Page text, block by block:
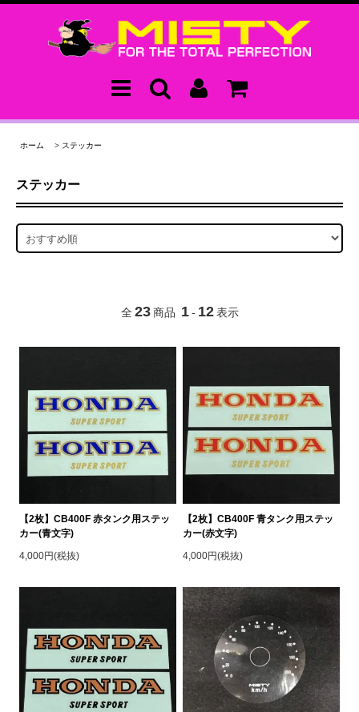
ホーム > ステッカー
ステッカー
全 23 商品 1 - 12 表示
【2枚】CB400F 赤タンク用ステッ
カー(青文字)
4,000円(税抜)
【2枚】CB400F 青タンク用ステッ
カー(赤文字)
4,000円(税抜)